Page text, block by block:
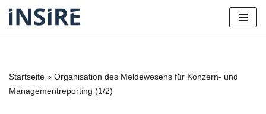
Startseite » Organisation des Meldewesens für Konzern- und
Managementreporting (1/2)